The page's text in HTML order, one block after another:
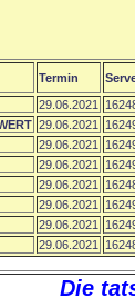
Termin
29.06.2021
29.06.2021
29.06.2021
29.06.2021
29.06.2021
29.06.2021
29.06.2021
29.06.2021
Die